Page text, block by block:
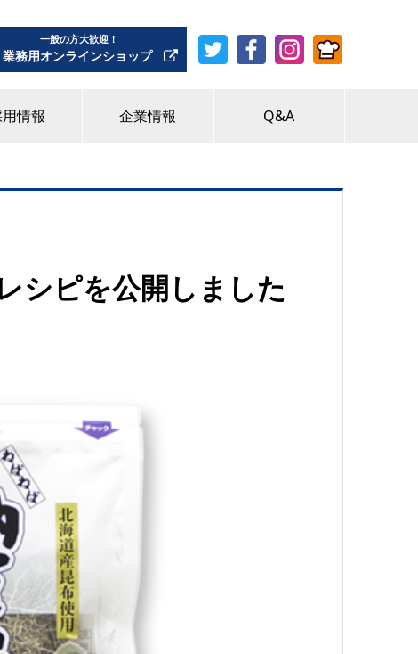
一般の方大歓迎！
業務用オンラインショップ
情報 企業情報 Q&A
シピを公開しました